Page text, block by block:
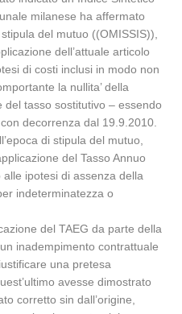
milanese ha affermato
del mutuo ((OMISSIS)),
dell’attuale articolo
di costi inclusi in modo non
la nullita’ della
del tasso sostitutivo – essendo
decorrenza dal 19.9.2010.
di stipula del mutuo,
del Tasso Annuo
ipotesi di assenza della
indeterminatezza o
del TAEG da parte della
inadempimento contrattuale
una pretesa
avesse dimostrato
corretto sin dall’origine,